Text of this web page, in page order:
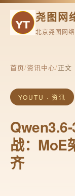
尧图网
北京尧图网
首页/资讯中心/正文
YOUTU · 资讯
战：MoE
齐